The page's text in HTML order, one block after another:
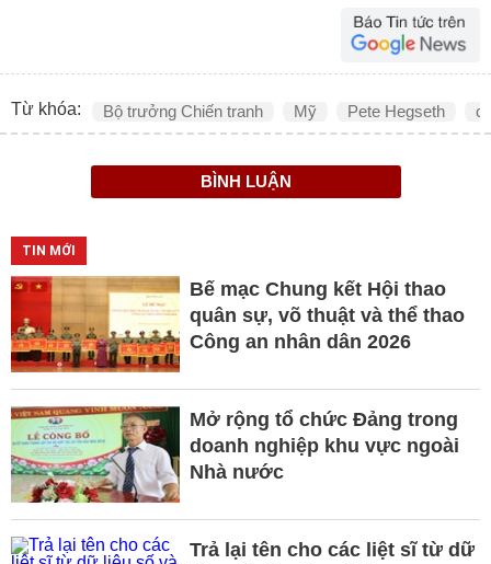
Từ khóa: Bộ trưởng Chiến tranh Mỹ Pete Hegseth
BÌNH LUẬN
TIN MỚI
Bế mạc Chung kết Hội thao
quân sự, võ thuật và thể thao
Công an nhân dân 2026
Mở rộng tổ chức Đảng trong
doanh nghiệp khu vực ngoài
Nhà nước
Trả lại tên cho các liệt sĩ từ dữ